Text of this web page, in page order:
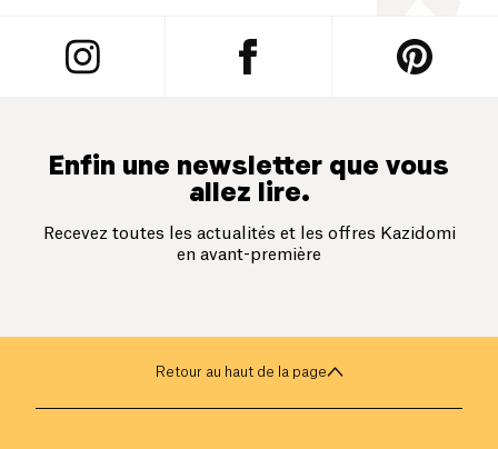
Enfin une newsletter que vous
allez lire.
Recevez toutes les actualités et les offres Kazidomi
en avant-première
Retour au haut de la page